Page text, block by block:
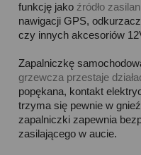
funkcję jako źródło
nawigacji GPS,
czy innych akcesoriów
Zapalniczkę
grzewcza przestaje
popękana, kontakt
trzyma się pewnie w
zapalniczki zapewnia
zasilającego w aucie.